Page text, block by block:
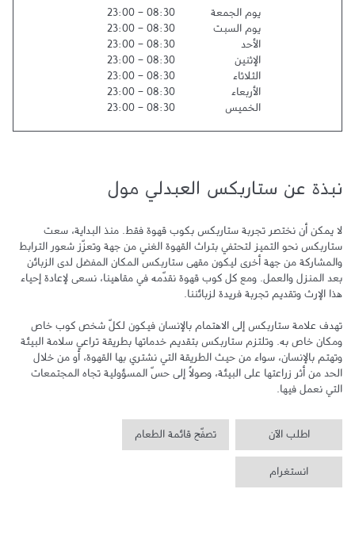
يوم الجمعة 08:30
-
23:00
يوم السبت
08:30
-
23:00
الأحد
08:30
-
23:00
الإثنين
08:30
-
23:00
الثلاثاء
08:30
-
23:00
الأربعاء
08:30
-
23:00
الخميس
08:30
-
23:00
نبذة عن ستاربكس العبدلي مول
التي نعمل فيها.
اطلب الآن تصفّح قائمة الطعام
انستغرام